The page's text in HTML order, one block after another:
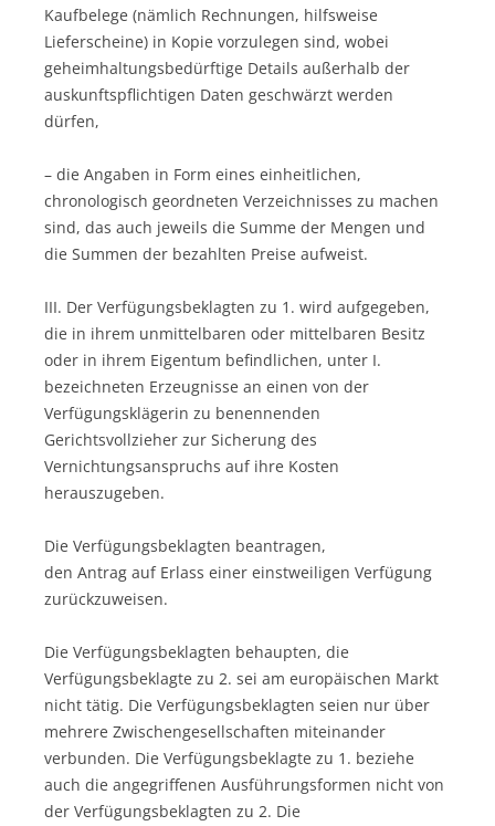
Kaufbelege (nämlich Rechnungen, hilfsweise
Lieferscheine) in Kopie vorzulegen sind, wobei
geheimhaltungsbedürftige Details außerhalb der
auskunftspflichtigen Daten geschwärzt werden
dürfen,
– die Angaben in Form eines einheitlichen,
chronologisch geordneten Verzeichnisses zu machen
sind, das auch jeweils die Summe der Mengen und
die Summen der bezahlten Preise aufweist.
III. Der Verfügungsbeklagten zu 1. wird aufgegeben,
die in ihrem unmittelbaren oder mittelbaren Besitz
oder in ihrem Eigentum befindlichen, unter I.
bezeichneten Erzeugnisse an einen von der
Verfügungsklägerin zu benennenden
Gerichtsvollzieher zur Sicherung des
Vernichtungsanspruchs auf ihre Kosten
herauszugeben.
Die Verfügungsbeklagten beantragen,
den Antrag auf Erlass einer einstweiligen Verfügung
zurückzuweisen.
Die Verfügungsbeklagten behaupten, die
Verfügungsbeklagte zu 2. sei am europäischen Markt
nicht tätig. Die Verfügungsbeklagten seien nur über
mehrere Zwischengesellschaften miteinander
verbunden. Die Verfügungsbeklagte zu 1. beziehe
auch die angegriffenen Ausführungsformen nicht von
der Verfügungsbeklagten zu 2. Die